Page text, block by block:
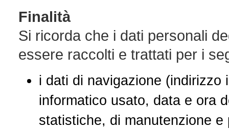
Finalità
Si ricorda che i dati personali
essere raccolti e trattati per i
i dati di navigazione (indirizzo
informatico usato, data e ora
statistiche, di manutenzione